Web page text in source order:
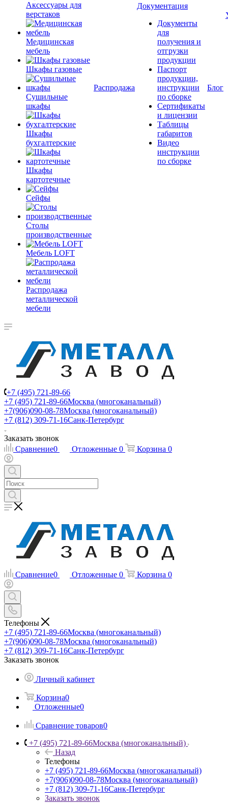
Аксессуары для
верстаков
Медицинская
мебель
Шкафы газовые
Сушильные
шкафы
Шкафы
бухгалтерские
Шкафы
картотечные
Сейфы
Столы
производственные
Мебель LOFT
Распродажа
металлической
мебели
Распродажа
Документация
Документы
для
получения и
отгрузки
продукции
Паспорт
продукции,
инструкции
по сборке
Сертификаты
и лицензии
Таблицы
габаритов
Видео
инструкции
по сборке
Блог
+7 (495) 721-89-66
+7 (495) 721-89-66Москва (многоканальный)
+7(906)090-08-78Москва (многоканальный)
+7 (812) 309-71-16Санк-Петербург
Заказать звонок
Сравнение0 Отложенные 0 Корзина 0
Сравнение0 Отложенные 0 Корзина 0
Телефоны
+7 (495) 721-89-66Москва (многоканальный)
+7(906)090-08-78Москва (многоканальный)
+7 (812) 309-71-16Санк-Петербург
Заказать звонок
Личный кабинет
Корзина0
Отложенные0
Сравнение товаров0
+7 (495) 721-89-66Москва (многоканальный)
Назад
Телефоны
+7 (495) 721-89-66Москва (многоканальный)
+7(906)090-08-78Москва (многоканальный)
+7 (812) 309-71-16Санк-Петербург
Заказать звонок